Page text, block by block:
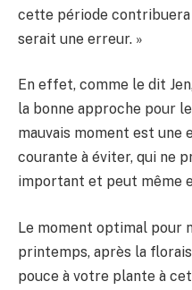
cette période
serait une erreur. »
En effet, comme le dit
la bonne approche pour
mauvais moment est
courante à éviter, qui ne
important et peut même
Le moment optimal pour
printemps, après la
pouce à votre plante à